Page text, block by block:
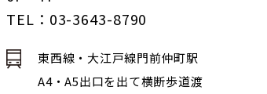
TEL：03-3643-8790
東西線・大江戸線門前仲町駅
A4・A5出口を出て横断歩道渡